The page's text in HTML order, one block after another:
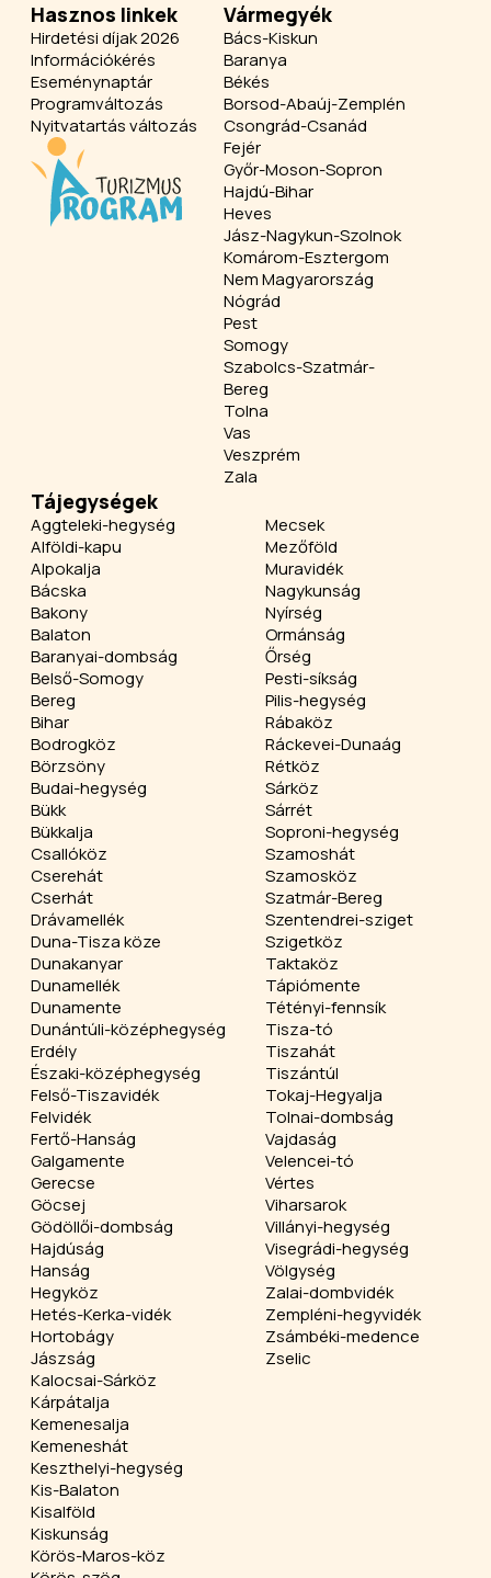
Hasznos linkek
Hirdetési díjak 2026
Információkérés
Eseménynaptár
Programváltozás
Nyitvatartás változás
Vármegyék
Bács-Kiskun
Baranya
Békés
Borsod-Abaúj-Zemplén
Csongrád-Csanád
Fejér
Győr-Moson-Sopron
Hajdú-Bihar
Heves
Jász-Nagykun-Szolnok
Komárom-Esztergom
Nem Magyarország
Nógrád
Pest
Somogy
Szabolcs-Szatmár-
Bereg
Tolna
Vas
Veszprém
Zala
Tájegységek
Aggteleki-hegység
Alföldi-kapu
Alpokalja
Bácska
Bakony
Balaton
Baranyai-dombság
Belső-Somogy
Bereg
Bihar
Bodrogköz
Börzsöny
Budai-hegység
Bükk
Bükkalja
Csallóköz
Cserehát
Cserhát
Drávamellék
Duna-Tisza köze
Dunakanyar
Dunamellék
Dunamente
Dunántúli-középhegység
Erdély
Északi-középhegység
Felső-Tiszavidék
Felvidék
Fertő-Hanság
Galgamente
Gerecse
Göcsej
Gödöllői-dombság
Hajdúság
Hanság
Hegyköz
Hetés-Kerka-vidék
Hortobágy
Jászság
Kalocsai-Sárköz
Kárpátalja
Kemenesalja
Kemeneshát
Keszthelyi-hegység
Kis-Balaton
Kisalföld
Kiskunság
Körös-Maros-köz
Mecsek
Mezőföld
Muravidék
Nagykunság
Nyírség
Ormánság
Őrség
Pesti-síkság
Pilis-hegység
Rábaköz
Ráckevei-Dunaág
Rétköz
Sárköz
Sárrét
Soproni-hegység
Szamoshát
Szamosköz
Szatmár-Bereg
Szentendrei-sziget
Szigetköz
Taktaköz
Tápiómente
Tétényi-fennsík
Tisza-tó
Tiszahát
Tiszántúl
Tokaj-Hegyalja
Tolnai-dombság
Vajdaság
Velencei-tó
Vértes
Viharsarok
Villányi-hegység
Visegrádi-hegység
Völgység
Zalai-dombvidék
Zempléni-hegyvidék
Zsámbéki-medence
Zselic